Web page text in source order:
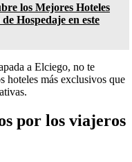
los Mejores Hoteles
Hospedaje en este
a Elciego, no te
hoteles más exclusivos que
por los viajeros